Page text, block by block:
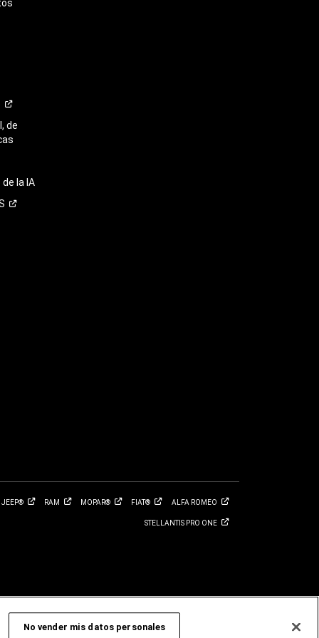
de
la IA
JEEP® RAM MOPAR® FIAT® ALFA ROMEO
STELLANTIS PRO ONE
No vender mis datos personales